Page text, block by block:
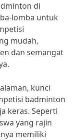
di
lomba untuk
mudah,
dan semangat
kunci
badminton
keras. Seperti
yang rajin
memiliki